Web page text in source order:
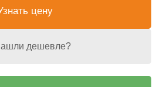
цену
дешевле?